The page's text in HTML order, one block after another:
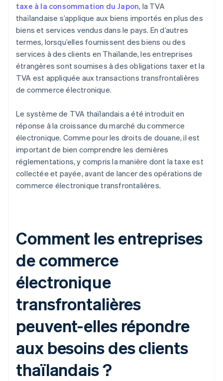
taxe à la consommation du Japon, la TVA
thaïlandaise s’applique aux biens importés en plus des
biens et services vendus dans le pays. En d’autres
termes, lorsqu’elles fournissent des biens ou des
services à des clients en Thaïlande, les entreprises
étrangères sont soumises à des obligations taxer et la
TVA est appliquée aux transactions transfrontalières
de commerce électronique.
Le système de TVA thaïlandais a été introduit en
réponse à la croissance du marché du commerce
électronique. Comme pour les droits de douane, il est
important de bien comprendre les dernières
réglementations, y compris la manière dont la taxe est
collectée et payée, avant de lancer des opérations de
commerce électronique transfrontalières.
Comment les entreprises
de commerce
électronique
transfrontalières
peuvent-elles répondre
aux besoins des clients
thaïlandais ?